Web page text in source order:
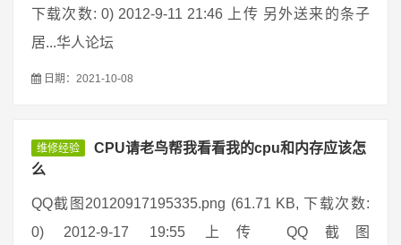
下载次数: 0) 2012-9-11 21:46 上传 另外送来的条子
居...华人论坛
日期：2021-10-08
维修经验
CPU请老鸟帮我看看我的cpu和内存应该怎
么
QQ截图20120917195335.png (61.71 KB, 下载次数:
0) 2012-9-17 19:55 上传 QQ截图